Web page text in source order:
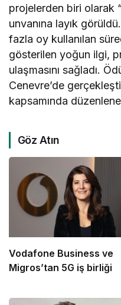
projelerden biri olarak
unvanına layık
fazla oy kullanılan
gösterilen yoğun ilgi,
ulaşmasını sağladı.
Cenevre’de
kapsamında
Göz Atın
Vodafone Business ve
Migros’tan 5G iş birliği